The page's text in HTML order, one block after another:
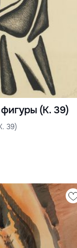
(К. 39)
39)